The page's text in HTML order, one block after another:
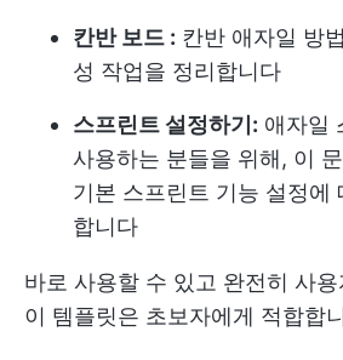
칸반 보드 : 칸반 애자일 방
성 작업을 정리합니다
스프린트 설정하기: 애자일
사용하는 분들을 위해, 이
기본 스프린트 기능 설정에
합니다
바로 사용할 수 있고 완전히 사
이 템플릿은 초보자에게 적합합